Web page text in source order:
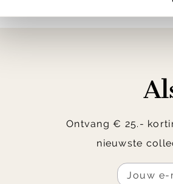
Ontvang € 25.-
nieuwste